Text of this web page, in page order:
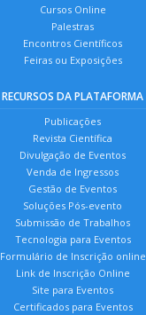
Cursos Online
Palestras
Encontros Científicos
Feiras ou Exposições
RECURSOS DA PLATAFORMA
Publicações
Revista Científica
Divulgação de Eventos
Venda de Ingressos
Gestão de Eventos
Soluções Pós-evento
Submissão de Trabalhos
Tecnologia para Eventos
Formulário de Inscrição online
Link de Inscrição Online
Site para Eventos
Certificados para Eventos